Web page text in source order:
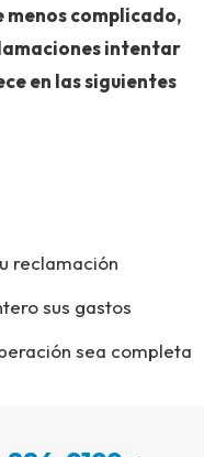
menos complicado,
intentar
en las siguientes
reclamación
sus gastos
sea completa